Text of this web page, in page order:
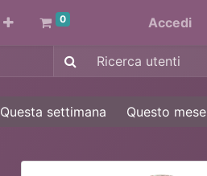
0 Accedi
Questa settimana Questo mese